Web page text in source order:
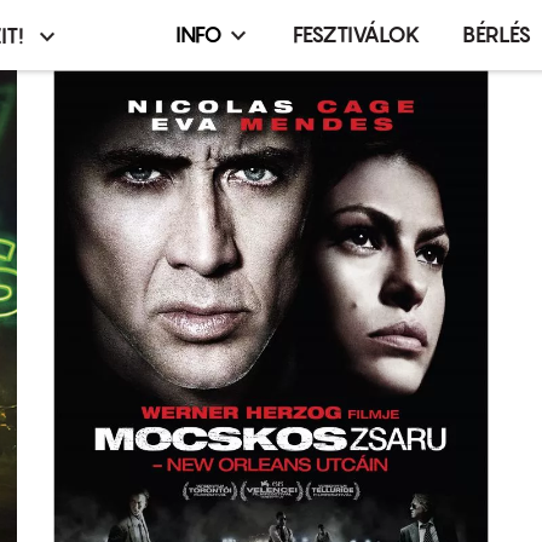
Infó,
esemény,
terembérlés
menü
INFO FESZTIVÁLOK BÉRLÉS